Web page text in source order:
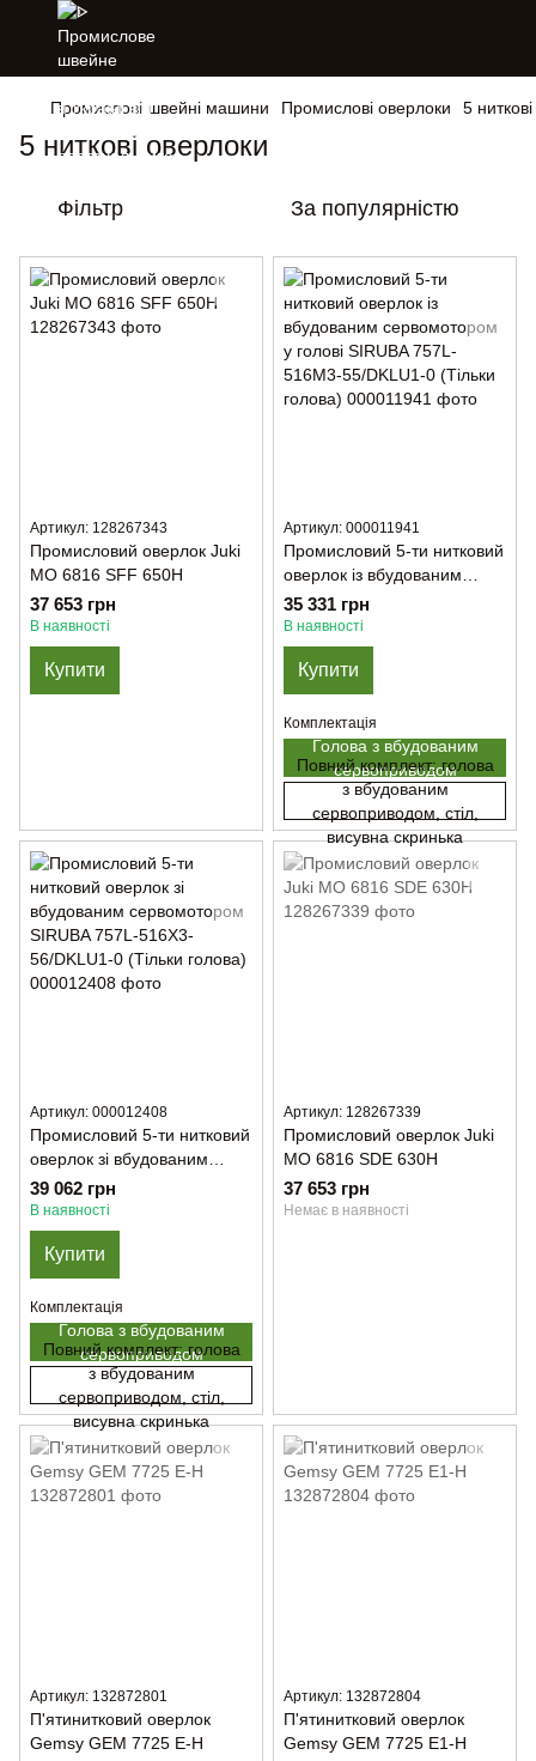
Промислові швейні машини Промислові оверлоки 5
5 ниткові оверлоки
Фільтр За популярністю
Артикул: 128267343
Промисловий оверлок Juki
MO 6816 SFF 650H
37 653 грн
В наявності
Купити
Артикул: 000011941
Промисловий 5-ти нитковий
оверлок із вбудованим
сервомотором у голові
SIRUBA 757L-516M3-
55/DKLU1-0 (Тільки голова)
35 331 грн
В наявності
Купити
Комплектація
Голова з вбудованим
сервоприводом
Повний комплект: голова
з вбудованим
сервоприводом, стіл,
висувна скринька
Артикул: 000012408
Промисловий 5-ти нитковий
оверлок зі вбудованим
сервомотором SIRUBA
757L-516X3-56/DKLU1-0
(Тільки голова)
39 062 грн
В наявності
Купити
Комплектація
Голова з вбудованим
сервоприводом
Повний комплект: голова
з вбудованим
сервоприводом, стіл,
висувна скринька
Артикул: 128267339
Промисловий оверлок Juki
MO 6816 SDE 630H
37 653 грн
Немає в наявності
Артикул: 132872801
П'ятинитковий оверлок
Gemsy GEM 7725 E-H
Артикул: 132872804
П'ятинитковий оверлок
Gemsy GEM 7725 E1-H